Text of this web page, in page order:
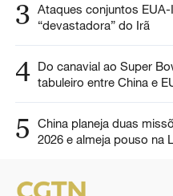
3 Ataques conjuntos
“devastadora” do Irã
4 Do canavial ao Super
tabuleiro entre China e
5
China planeja duas
2026 e almeja pouso na